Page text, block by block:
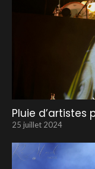
Pluie d’artistes
25 juillet 2024